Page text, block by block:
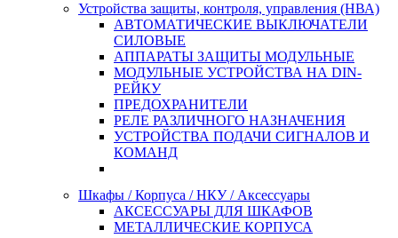
Устройства защиты, контроля, управления (НВА)
АВТОМАТИЧЕСКИЕ ВЫКЛЮЧАТЕЛИ
СИЛОВЫЕ
АППАРАТЫ ЗАЩИТЫ МОДУЛЬНЫЕ
МОДУЛЬНЫЕ УСТРОЙСТВА НА DIN-
РЕЙКУ
ПРЕДОХРАНИТЕЛИ
РЕЛЕ РАЗЛИЧНОГО НАЗНАЧЕНИЯ
УСТРОЙСТВА ПОДАЧИ СИГНАЛОВ И
КОМАНД
Шкафы / Корпуса / НКУ / Аксессуары
АКСЕССУАРЫ ДЛЯ ШКАФОВ
МЕТАЛЛИЧЕСКИЕ КОРПУСА